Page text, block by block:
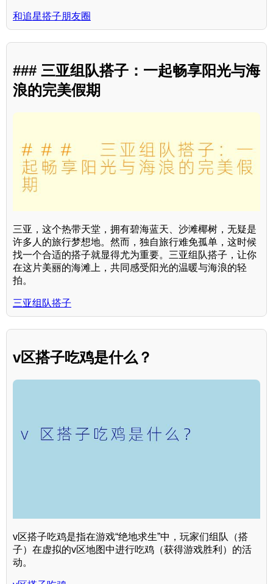
和追星搭子朋友圈
### 三亚组队搭子：一起畅享阳光与海
浪的完美假期
三亚，这个热带天堂，拥有碧海蓝天、沙滩椰树，无疑是
许多人的旅行梦想地。然而，独自旅行难免孤单，这时候
找一个合适的搭子就显得尤为重要。三亚组队搭子，让你
在这片美丽的海滩上，共同感受阳光的温暖与海浪的轻
拍。
三亚组队搭子
v区搭子吃鸡是什么？
v区搭子吃鸡是指在游戏“绝地求生”中，玩家们组队（搭
子）在虚拟的v区地图中进行吃鸡（获得游戏胜利）的活
动。